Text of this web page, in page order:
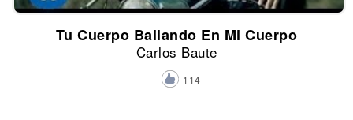
Tu Cuerpo Bailando En Mi Cuerpo
Carlos Baute
114